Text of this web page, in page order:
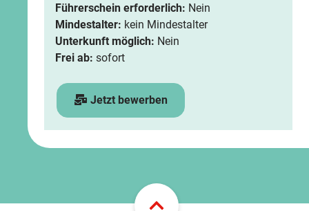
Führerschein erforderlich: Nein
Mindestalter: kein Mindestalter
Unterkunft möglich: Nein
Frei ab: sofort
Jetzt bewerben